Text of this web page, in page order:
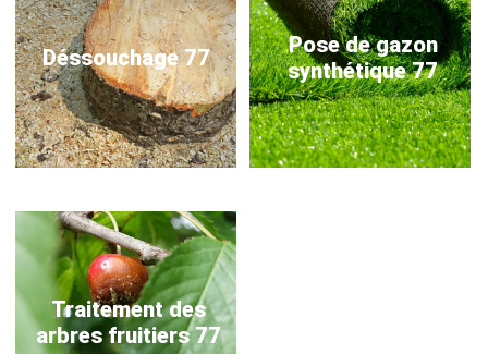
Déssouchage 77
Pose de gazon
synthétique 77
Traitement des
arbres fruitiers 77